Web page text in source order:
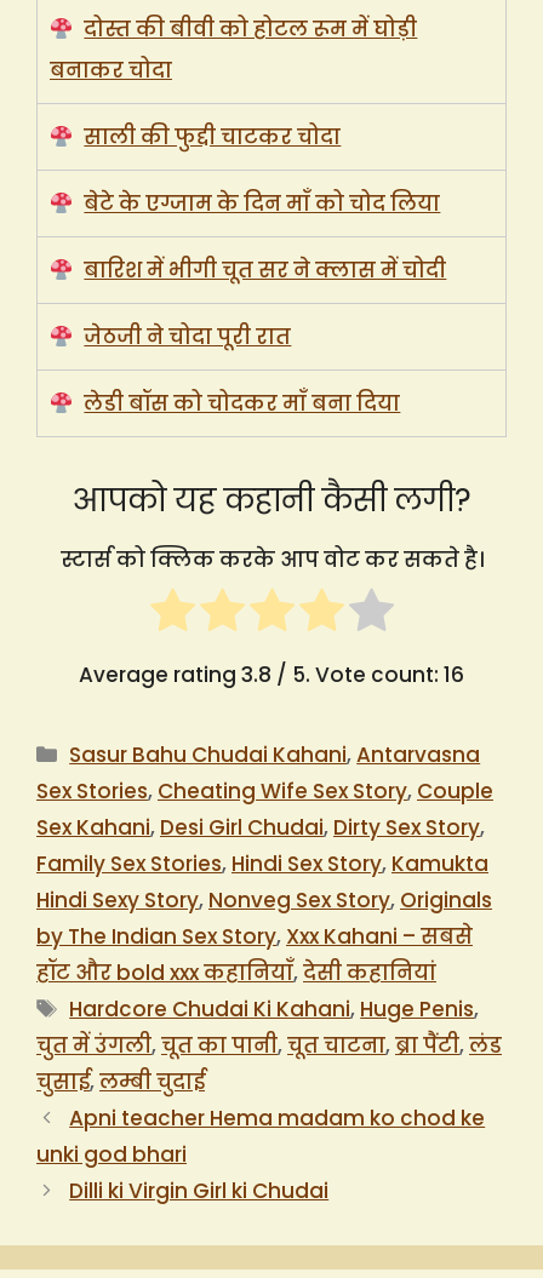
दोस्त की बीवी को होटल रूम में घोड़ी
बनाकर चोदा
साली की फुद्दी चाटकर चोदा
बेटे के एग्जाम के दिन माँ को चोद लिया
बारिश में भीगी चूत सर ने क्लास में चोदी
जेठजी ने चोदा पूरी रात
लेडी बॉस को चोदकर माँ बना दिया
आपको यह कहानी कैसी लगी?
स्टार्स को क्लिक करके आप वोट कर सकते है।
Average rating 3.8 / 5. Vote count: 16
Categories
Sasur Bahu Chudai Kahani,Antarvasna
Sex Stories, Cheating Wife Sex Story, Couple
Sex Kahani, Desi Girl Chudai, Dirty Sex Story,
Family Sex Stories, Hindi Sex Story, Kamukta
Hindi Sexy Story, Nonveg Sex Story, Originals
by The Indian Sex Story, Xxx Kahani – सबसे
हॉट और bold xxx कहानियाँ,देसी कहानियां
Tags
Hardcore Chudai Ki Kahani, Huge Penis,
चुत में उंगली,चूत का पानी,चूत चाटना,ब्रा पैंटी,लंड
चुसाई,लम्बी चुदाई
Apni teacher Hema madam ko chod ke
unki god bhari
Dilli ki Virgin Girl ki Chudai